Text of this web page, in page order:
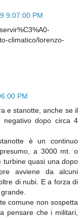
9:07:00 PM
climatico/lorenzo-
PM
e stanotte, anche se il
negativo dopo circa 4
è un continuo
a 3000 mt. o
turbine quasi una dopo
avviene da alcuni
di nubi. E a forza di
comune non sospetta
pensare che i militari,